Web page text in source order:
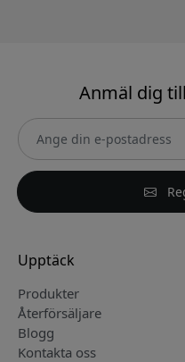
Anmäl dig
Upptäck
Produkter
Återförsäljare
Blogg
Kontakta oss